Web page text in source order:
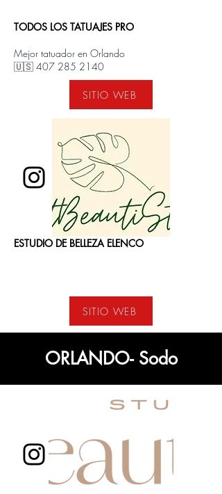
TODOS LOS TATUAJES PRO
Mejor tatuador en Orlando
🇺🇸 407 285 2140
SITIO WEB
ESTUDIO DE BELLEZA ELENCO
SITIO WEB
ORLANDO- Sodo